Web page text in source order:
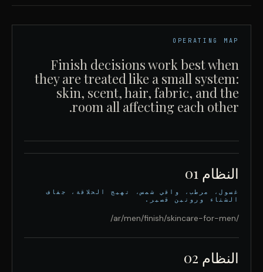
OPERATING MAP
Finish decisions work best when
they are treated like a small system:
skin, scent, hair, fabric, and the
room all affecting each other.
النظام 01
غسول، مرطب، واقي شمس، تهيج الحلاقة، جفاف
الشتاء وروتين قصير.
/ar/men/finish/skincare-for-men/
النظام 02